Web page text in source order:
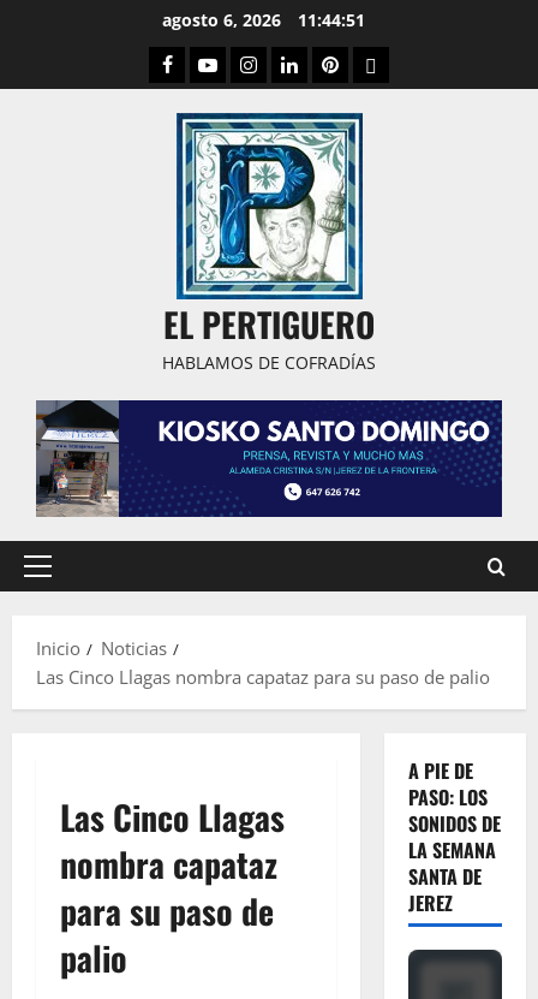
agosto 6, 2026 11:44:52
Facebook
YoutubeInstagram
LinkedPinterestDribbble
EL PERTIGUERO
HABLAMOS DE COFRADÍAS
Menú
Inicio
Noticias
Las Cinco Llagas nombra capataz para su paso de palio
Las Cinco Llagas
nombra capataz
para su paso de
palio
A PIE DE
PASO: LOS
SONIDOS DE
LA SEMANA
SANTA DE
JEREZ